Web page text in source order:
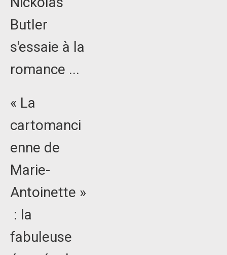
Butler
s'essaie à la
romance ...
« La
cartomanci
enne de
Marie-
Antoinette »
: la
fabuleuse